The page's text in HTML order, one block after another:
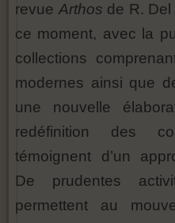
revueArthos de R.
ce moment, avec la
collections
modernes ainsi que
une nouvelle
redéfinition des
témoignent d’un
De prudentes
permettent au